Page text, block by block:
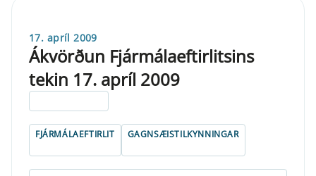
17. apríl 2009
Ákvörðun Fjármálaeftirlitsins
tekin 17. apríl 2009
FJÁRMÁLAEFTIRLIT GAGNSÆISTILKYNNINGAR